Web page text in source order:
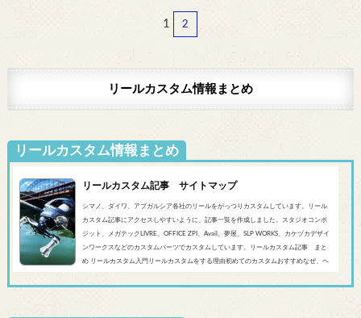
1 2
リールカスタム情報まとめ
リールカスタム情報まとめ
リールカスタム記事 サイトマップ
シマノ、ダイワ、アブガルシア各社のリールをがっつりカスタムしています。リール
カスタム記事にアクセスしやすいように、記事一覧を作成しました。スタジオコンポ
ジット、メガテックLIVRE、OFFICE ZPI、Avail、夢屋、SLP WORKS、カケヅカデザイ
ンワークスなどのカスタムパーツでカスタムしています。リールカスタム記事 まと
め リールカスタム入門リールカスタムをする理由初めてのカスタムおすすめなぜ、ヘ
スMGL’19スコーピオンMGL&#0...